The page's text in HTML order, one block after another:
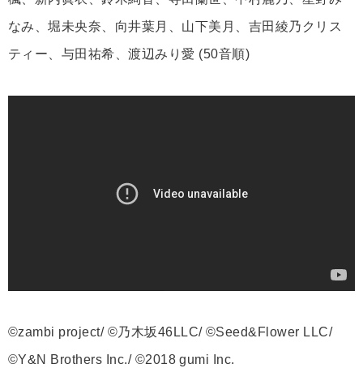
なみ、堀未央奈、向井葉月、山下美月、吉田綾乃クリス
ティー、与田祐希、渡辺みり愛 (50音順)
©zambi project/ ©乃木坂46LLC/ ©Seed&Flower LLC/
©Y&N Brothers Inc./ ©2018 gumi Inc.